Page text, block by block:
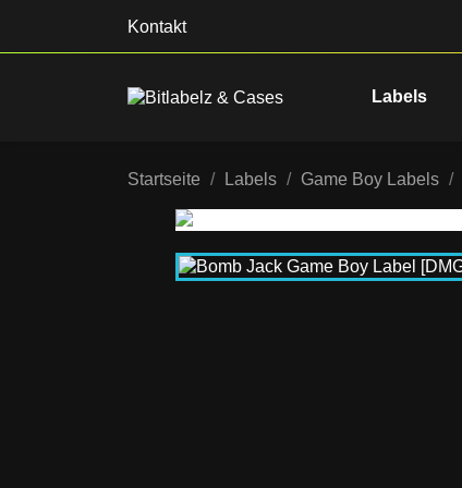
Kontakt
Labels
Startseite Labels Game Boy Labels